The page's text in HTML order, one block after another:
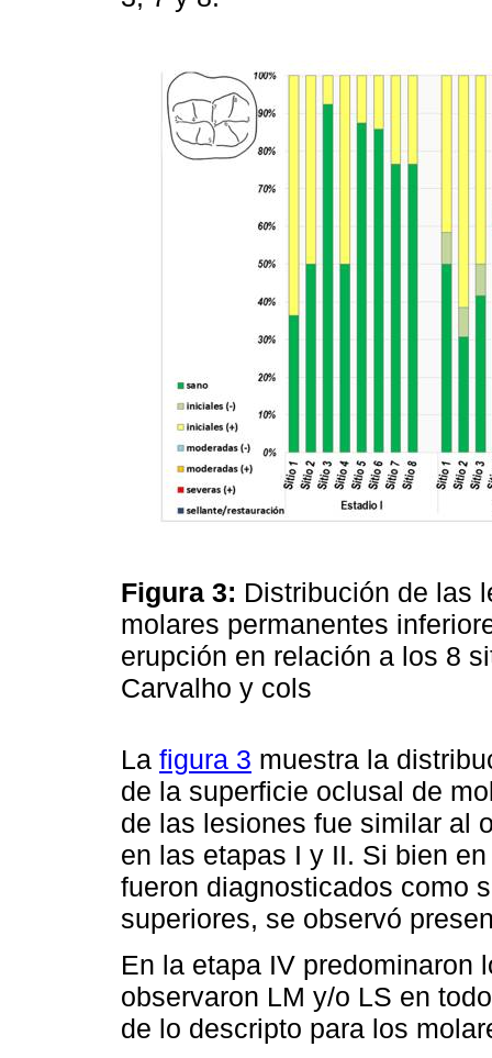
Figura 3: Distribución de las
molares permanentes
erupción en relación a los 8
Carvalho y cols
La figura 3 muestra la
de la superficie oclusal de
de las lesiones fue similar al
en las etapas I y II. Si bien
fueron diagnosticados como
superiores, se observó
En la etapa IV predominaron
observaron LM y/o LS en
de lo descripto para los